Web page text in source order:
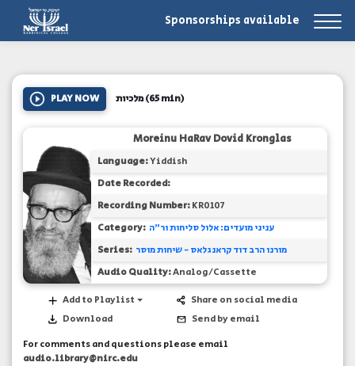
Sponsorships available
PLAY NOW מלכיות(65 min)
Moreinu HaRav Dovid Kronglas
Language:Yiddish
Date Recorded:
Recording Number:KR0107
Category: עניני מועדים: אלול סליחות ור"ה
Series: מורנו הרב דוד קראנגלאס - שיחות מוסר
Audio Quality:Analog/Cassette
Add to Playlist
Download
Share on social media
Send by email
For comments and questions please email
audio.library@nirc.edu